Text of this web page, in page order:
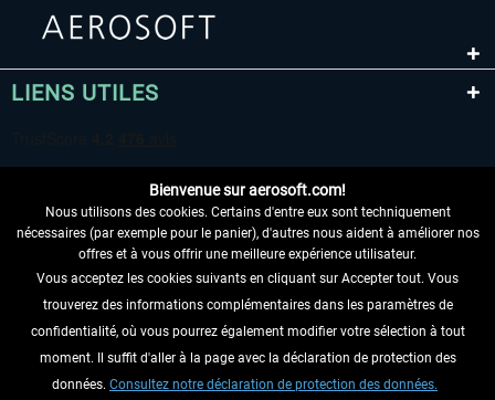
LIENS UTILES
RENONCER AU CONTRAT ICI
INFORMATIONS
NE MANQUEZ PAS LES DERNIÈRES
Bienvenue sur aerosoft.com!
Nous utilisons des cookies. Certains d'entre eux sont techniquement
nécessaires (par exemple pour le panier), d'autres nous aident à améliorer nos
offres et à vous offrir une meilleure expérience utilisateur.
Vous acceptez les cookies suivants en cliquant sur Accepter tout. Vous
trouverez des informations complémentaires dans les paramètres de
confidentialité, où vous pourrez également modifier votre sélection à tout
moment. Il suffit d'aller à la page avec la déclaration de protection des
données. Consultez notre déclaration de protection des données.